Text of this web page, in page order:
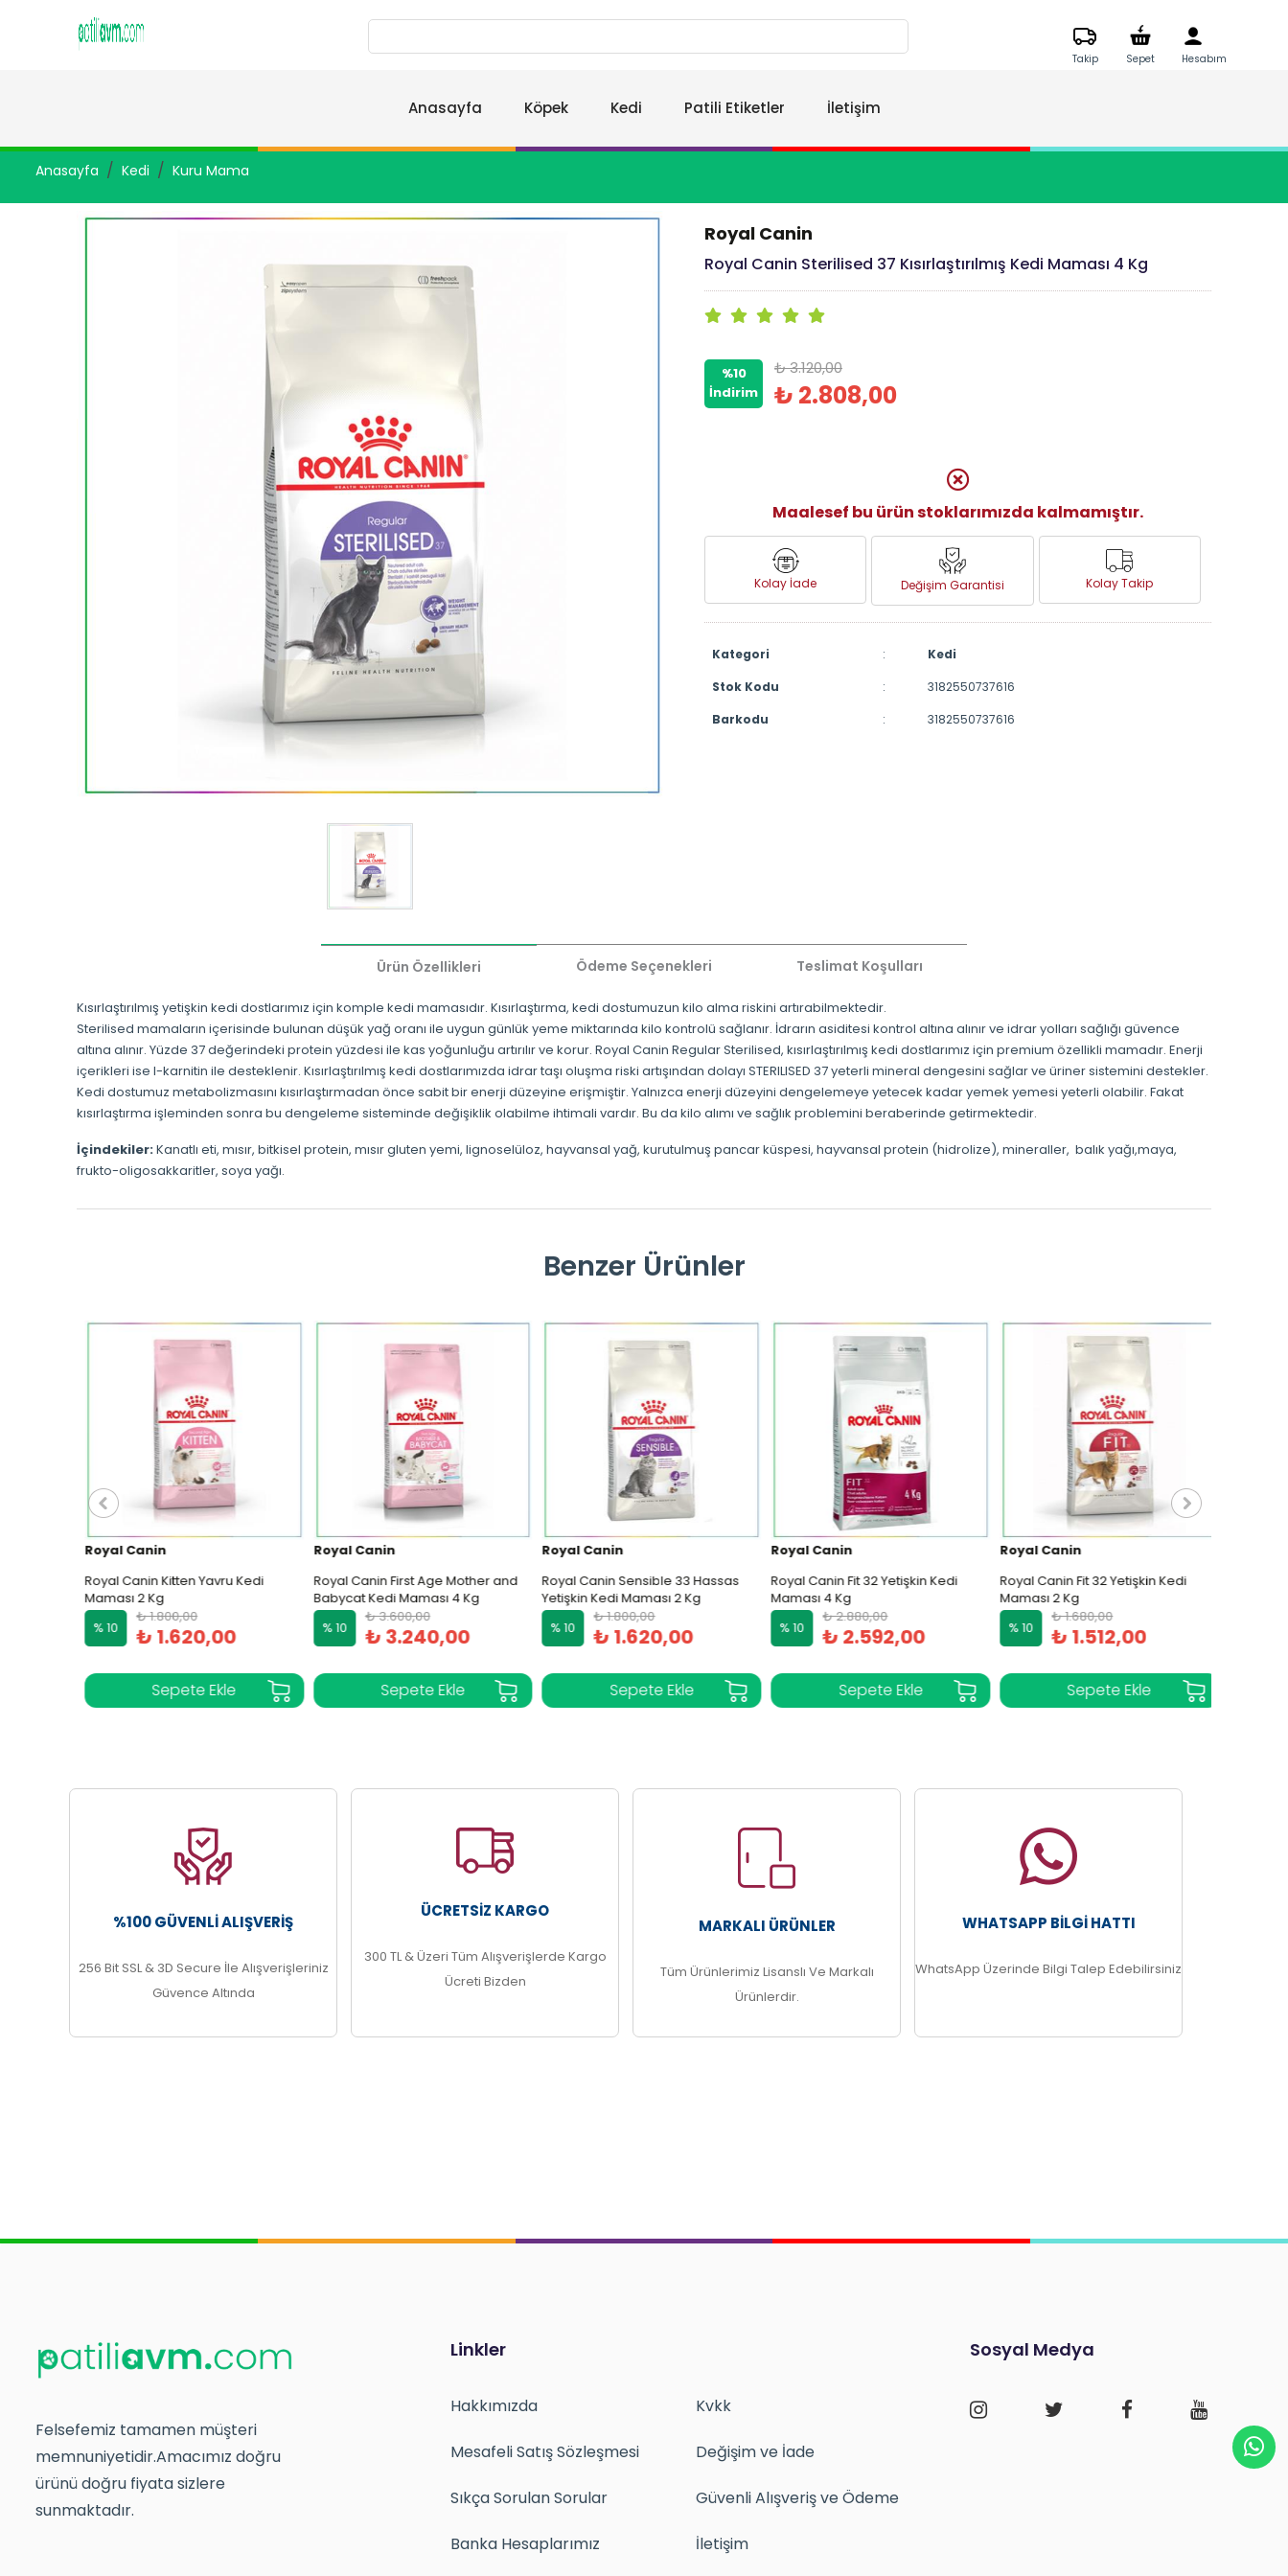
Takip Sepet Hesabım
Anasayfa Köpek Kedi Patili Etiketler İletişim
Anasayfa Kedi Kuru Mama
Royal Canin
Royal Canin Sterilised 37 Kısırlaştırılmış Kedi Maması 4 Kg
%10
İndirim
₺ 3.120,00
₺ 2.808,00
Maalesef bu ürün stoklarımızda kalmamıştır.
Kolay İade Değişim Garantisi Kolay Takip
Kategori :
Kedi
Stok Kodu
:
3182550737616
Barkodu
: 3182550737616
Ürün Özellikleri Ödeme Seçenekleri Teslimat Koşulları
Kısırlaştırılmış yetişkin kedi dostlarımız için komple kedi mamasıdır. Kısırlaştırma, kedi dostumuzun kilo alma riskini artırabilmektedir.
Sterilised mamaların içerisinde bulunan düşük yağ oranı ile uygun günlük yeme miktarında kilo kontrolü sağlanır. İdrarın asiditesi kontrol altına alınır ve idrar yolları sağlığı güvence
altına alınır. Yüzde 37 değerindeki protein yüzdesi ile kas yoğunluğu artırılır ve korur. Royal Canin Regular Sterilised, kısırlaştırılmış kedi dostlarımız için premium özellikli mamadır. Enerji
içerikleri ise l-karnitin ile desteklenir. Kısırlaştırılmış kedi dostlarımızda idrar taşı oluşma riski artışından dolayı STERILISED 37 yeterli mineral dengesini sağlar ve üriner sistemini destekler.
Kedi dostumuz metabolizmasını kısırlaştırmadan önce sabit bir enerji düzeyine erişmiştir. Yalnızca enerji düzeyini dengelemeye yetecek kadar yemek yemesi yeterli olabilir. Fakat
kısırlaştırma işleminden sonra bu dengeleme sisteminde değişiklik olabilme ihtimali vardır. Bu da kilo alımı ve sağlık problemini beraberinde getirmektedir.
İçindekiler:Kanatlı eti, mısır, bitkisel protein, mısır gluten yemi, lignoselüloz, hayvansal yağ, kurutulmuş pancar küspesi, hayvansal protein (hidrolize), mineraller, balık yağı,maya,
frukto-oligosakkaritler, soya yağı.
Benzer Ürünler
Royal Canin
Royal Canin Kitten Yavru Kedi
Maması 2 Kg
% 10
₺ 1.800,00
₺ 1.620,00
Royal Canin
Royal Canin First Age Mother and
Babycat Kedi Maması 4 Kg
% 10
₺ 3.600,00
₺ 3.240,00
Royal Canin
Royal Canin Sensible 33 Hassas
Yetişkin Kedi Maması 2 Kg
% 10
₺ 1.800,00
₺ 1.620,00
Royal Canin
Royal Canin Fit 32 Yetişkin Kedi
Maması 4 Kg
% 10
₺ 2.880,00
₺ 2.592,00
Royal Canin
Royal Canin Fit 32 Yetişkin Kedi
Maması 2 Kg
% 10
₺ 1.680,00
₺ 1.512,00
%100 GÜVENLI ALIŞVERIŞ
256 Bit SSL & 3D Secure İle Alışverişleriniz
Güvence Altında
ÜCRETSIZ KARGO
300 TL & Üzeri Tüm Alışverişlerde Kargo
Ücreti Bizden
MARKALI ÜRÜNLER
Tüm Ürünlerimiz Lisanslı Ve Markalı
Ürünlerdir.
WHATSAPP BILGI HATTI
WhatsApp Üzerinde Bilgi Talep Edebilirsiniz
Felsefemiz tamamen müşteri
memnuniyetidir.Amacımız doğru
ürünü doğru fiyata sizlere
sunmaktadır.
Linkler
Hakkımızda Kvkk
Mesafeli Satış Sözleşmesi Değişim ve İade
Sıkça Sorulan Sorular Güvenli Alışveriş ve Ödeme
Banka Hesaplarımız İletişim
Sosyal Medya